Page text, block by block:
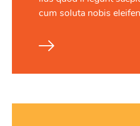
cum soluta nobis